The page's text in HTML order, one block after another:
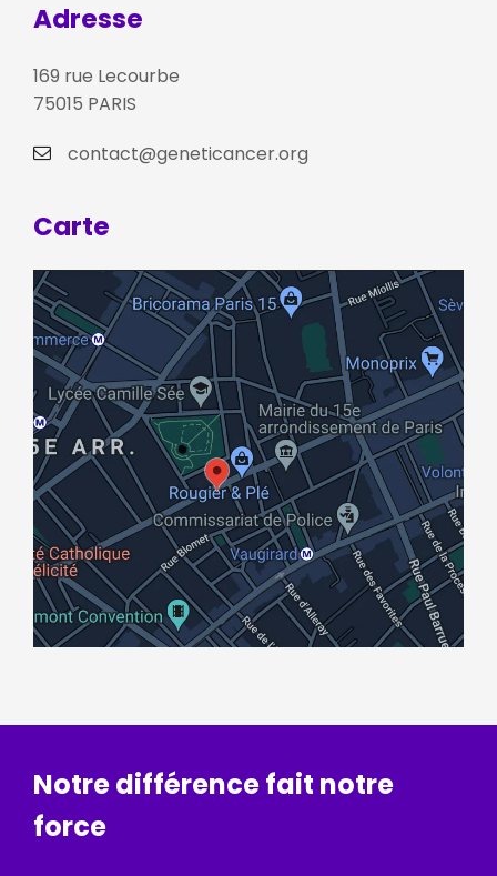
Adresse
169 rue Lecourbe
75015 PARIS
contact@geneticancer.org
Carte
Notre différence fait notre
force